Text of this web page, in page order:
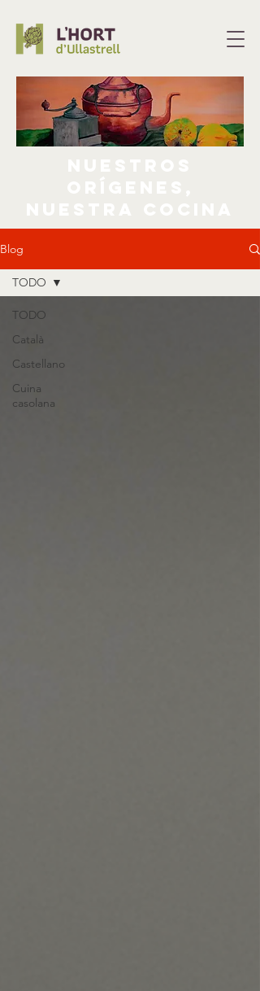
Blog
TODO
Català
Castellano
Cuina
casolana
TODO